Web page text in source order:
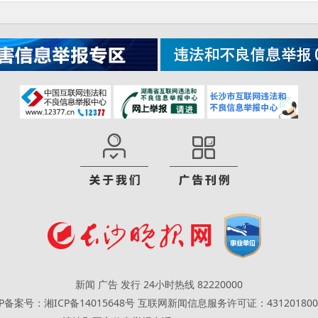
新闻 广告 发行 24小时热线 82220000
备案号：湘ICP备14015648号 互联网新闻信息服务许可证：